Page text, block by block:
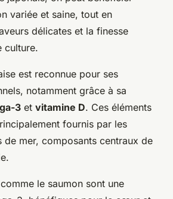
variée et saine, tout en
délicates et la finesse
culture.
est reconnue pour ses
notamment grâce à sa
3 et vitamine D. Ces éléments
fournis par les
de mer, composants centraux de
le saumon sont une